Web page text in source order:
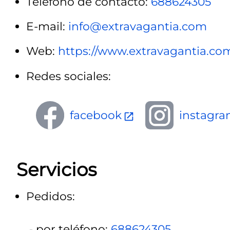
E-mail: info@extravagantia.com
Web: https://
Redes sociales:
facebook
Servicios
Pedidos: